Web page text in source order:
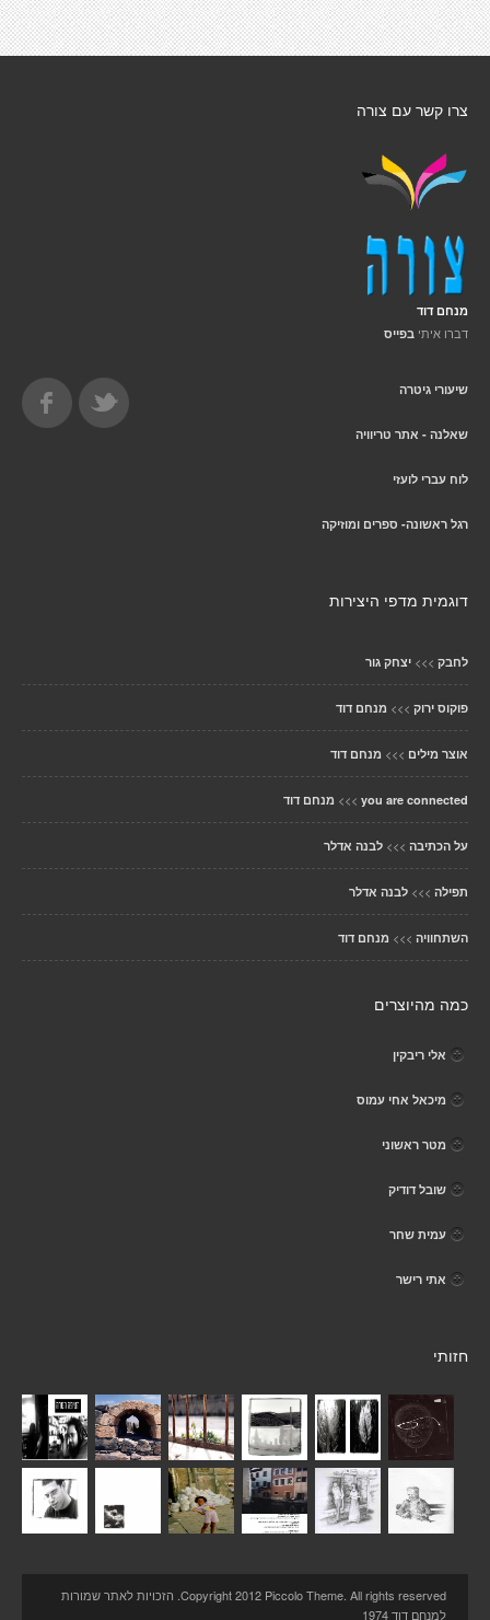
צרו קשר עם צורה
מנחם דוד
דברו איתי בפייס
שיעורי גיטרה
שאלנה - אתר טריוויה
לוח עברי לועזי
רגל ראשונה- ספרים ומוזיקה
דוגמית מדפי היצירות
לחבק >>> יצחק גור
פוקוס ירוק >>> מנחם דוד
אוצר מילים >>> מנחם דוד
you are connected
>>> מנחם דוד
על הכתיבה >>> לבנה אדלר
תפילה >>> לבנה אדלר
השתחוויה >>> מנחם דוד
כמה מהיוצרים
אלי ריבקין
מיכאל אחי עמוס
מטר ראשוני
שובל דודיק
עמית שחר
אתי רישר
חזותי
Copyright 2012 Piccolo Theme. All rights reserved. הזכויות לאתר שמורות
למנחם דוד 1974